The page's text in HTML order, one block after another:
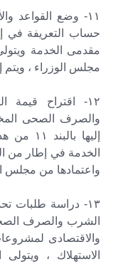
۱۱- وضع القواعد
حساب التعريفة في
مقدمى الخدمة
مجلس الوزراء ، ويتم
۱۲- اقتراح
والصرف الصحى
إليها
الخدمة في إطار من
واعتمادها من مجلس
۱۳- دراسة طلبات
الشرب والصرف
والاقتصادى
الاستهلاك ،